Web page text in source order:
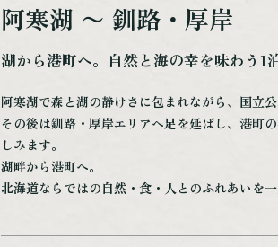
阿寒湖 〜 釧路・厚岸
湖から港町へ。自然と海の幸を味わう1
阿寒湖で森と湖の静けさに包まれながら、国立
その後は釧路・厚岸エリアへ足を延ばし、港町
しみます。
湖畔から港町へ。
北海道ならではの自然・食・人とのふれあいを